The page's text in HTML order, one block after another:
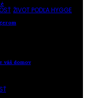
ŽIVOT PODĽA HYGGE
váš domov